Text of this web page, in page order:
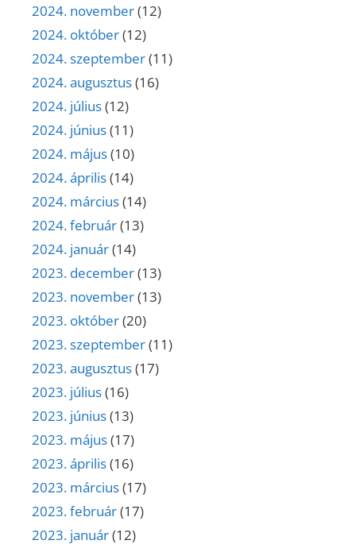
2024. november(12)
2024. október(12)
2024. szeptember(11)
2024. augusztus(16)
2024. július(12)
2024. június(11)
2024. május(10)
2024. április(14)
2024. március(14)
2024. február(13)
2024. január(14)
2023. december(13)
2023. november(13)
2023. október(20)
2023. szeptember(11)
2023. augusztus(17)
2023. július(16)
2023. június(13)
2023. május(17)
2023. április(16)
2023. március(17)
2023. február(17)
2023. január(12)